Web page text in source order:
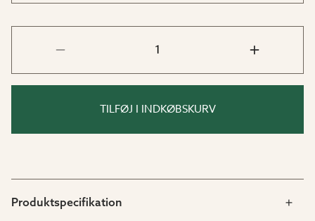
TILFØJ I INDKØBSKURV
Produktspecifikation